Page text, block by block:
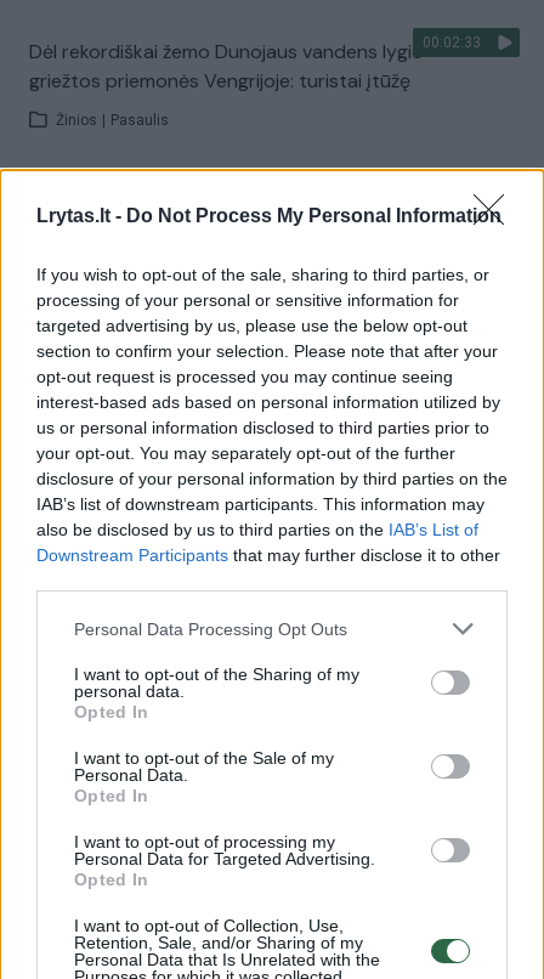
Lrytas.lt - Do Not Process My Personal Information
If you wish to opt-out of the sale, sharing to third parties, or
processing of your personal or sensitive information for
targeted advertising by us, please use the below opt-out
section to confirm your selection. Please note that after your
opt-out request is processed you may continue seeing
interest-based ads based on personal information utilized by
us or personal information disclosed to third parties prior to
your opt-out. You may separately opt-out of the further
disclosure of your personal information by third parties on the
IAB’s list of downstream participants. This information may
also be disclosed by us to third parties on the IAB’s List of
Downstream Participants that may further disclose it to other
Personal Data Processing Opt Outs
I want to opt-out of the Sharing of my
personal data.
Opted In
I want to opt-out of the Sale of my
Personal Data.
Opted In
I want to opt-out of processing my
Personal Data for Targeted Advertising.
Opted In
I want to opt-out of Collection, Use,
Retention, Sale, and/or Sharing of my
Personal Data that Is Unrelated with the
00:02:33
Dėl rekordiškai žemo Dunojaus vandens lygio –
griežtos priemonės Vengrijoje: turistai įtūžę
Žinios Pasaulis
00:04:00
Kuprines pasvėrę specialistai įspėja apie pavojingą
įprotį: tą daro daugiau nei pusė pradinukų
Žinios | Lietuvos diena
Visi įrašai
Žiūrimiausi įrašai
00:00:30
Vaizdai iš tragiškos avarijos Vilniaus r.: dviejų moterų ir
vaiko gyvybių išgelbėti nepavyko
Žinios | Lietuvos diena
Savaitės vidurys nusimato karštas: temperatūra kils iki
Žinios | Orai
00:00:59
Nufilmavo, kaip patvino Vilniaus Vakarinis aplinkkelis:
vaizdas pribloškia
Žinios | Lietuvos diena